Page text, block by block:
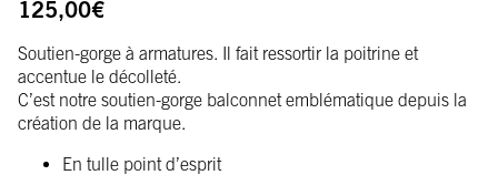
125,00€
Soutien-gorge à armatures. Il fait ressortir la poitrine et
accentue le décolleté.
C’est notre soutien-gorge balconnet emblématique depuis la
création de la marque.
En tulle point d’esprit